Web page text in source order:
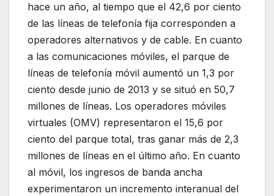
hace un año, al tiempo que el 42,6 por ciento
de las líneas de telefonía fija corresponden a
operadores alternativos y de cable. En cuanto
a las comunicaciones móviles, el parque de
líneas de telefonía móvil aumentó un 1,3 por
ciento desde junio de 2013 y se situó en 50,7
millones de líneas. Los operadores móviles
virtuales (OMV) representaron el 15,6 por
ciento del parque total, tras ganar más de 2,3
millones de líneas en el último año. En cuanto
al móvil, los ingresos de banda ancha
experimentaron un incremento interanual del